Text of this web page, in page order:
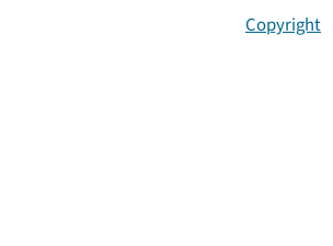
Copyright